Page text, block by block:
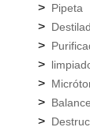
> Pipeta
>
>
>
>
>
>